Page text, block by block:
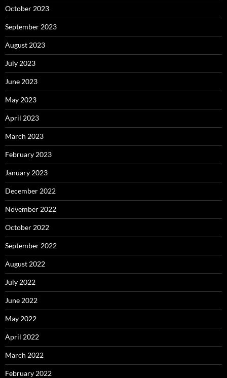
October 2023
September 2023
August 2023
July 2023
June 2023
May 2023
April 2023
March 2023
February 2023
January 2023
December 2022
November 2022
October 2022
September 2022
August 2022
July 2022
June 2022
May 2022
April 2022
March 2022
February 2022